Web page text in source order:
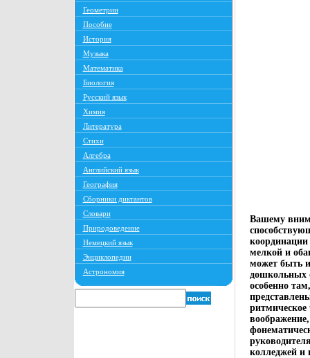
Геометрии
Пособие
История
Музыка
Математика
Биология
Русский язык
Химия
Литература
Стихи
Алгебра
Английский язык
География
Сборники диктантов
Словари
Природоведение
Немецкий язык
Энциклопедии
Астрономия
Вашему
мелкой и
может быть
дошкольных
особенно
колледжей и